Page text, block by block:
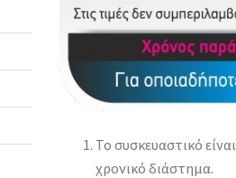
Το συσκευαστικό είναι
χρονικό διάστημα.